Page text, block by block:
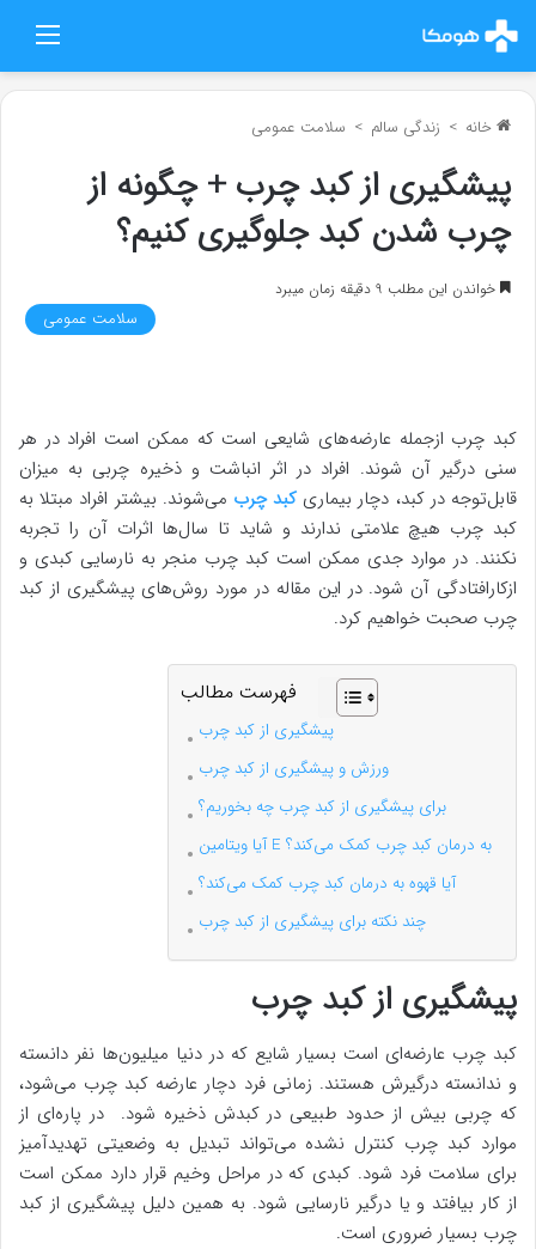
خانه > زندگی سالم > سلامت عمومی
پیشگیری از کبد چرب + چگونه از
چرب شدن کبد جلوگیری کنیم؟
خواندن این مطلب 9 دقیقه زمان میبرد
سلامت عمومی
کبد چرب ازجمله عارضه‌های شایعی است که ممکن است افراد در هر
سنی درگیر آن شوند. افراد در اثر انباشت و ذخیره چربی به میزان
قابل‌توجه در کبد، دچار بیماری کبد چرب می‌شوند. بیشتر افراد مبتلا به
کبد چرب هیچ علامتی ندارند و شاید تا سال‌ها اثرات آن را تجربه
نکنند. در موارد جدی ممکن است کبد چرب منجر به نارسایی کبدی و
ازکارافتادگی آن شود. در این مقاله در مورد روش‌های پیشگیری از کبد
چرب صحبت خواهیم کرد.
فهرست مطالب
پیشگیری از کبد چرب
ورزش و پیشگیری از کبد چرب
برای پیشگیری از کبد چرب چه بخوریم؟
آیا ویتامین E به درمان کبد چرب کمک می‌کند؟
آیا قهوه به درمان کبد چرب کمک می‌کند؟
چند نکته برای پیشگیری از کبد چرب
پیشگیری از کبد چرب
کبد چرب عارضه‌ای است بسیار شایع که در دنیا میلیون‌ها نفر دانسته
و ندانسته درگیرش هستند. زمانی فرد دچار عارضه کبد چرب می‌شود،
که چربی بیش از حدود طبیعی در کبدش ذخیره شود. در پاره‌ای از
موارد کبد چرب کنترل نشده می‌تواند تبدیل به وضعیتی تهدیدآمیز
برای سلامت فرد شود. کبدی که در مراحل وخیم قرار دارد ممکن است
از کار بیافتد و یا درگیر نارسایی شود. به همین دلیل پیشگیری از کبد
چرب بسیار ضروری است.